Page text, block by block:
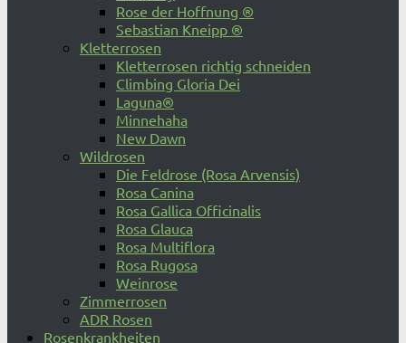
Rose der Hoffnung ®
Sebastian Kneipp ®
Kletterrosen
Kletterrosen richtig schneiden
Climbing Gloria Dei
Laguna®
Minnehaha
New Dawn
Wildrosen
Die Feldrose (Rosa Arvensis)
Rosa Canina
Rosa Gallica Officinalis
Rosa Glauca
Rosa Multiflora
Rosa Rugosa
Weinrose
Zimmerrosen
ADR Rosen
Rosenkrankheiten